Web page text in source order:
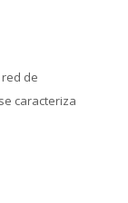
de
caracteriza